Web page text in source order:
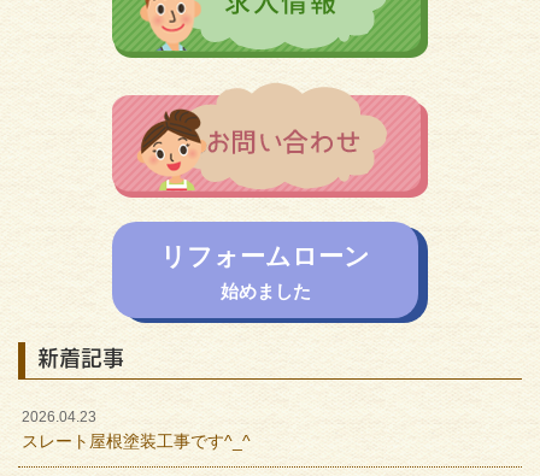
リフォームローン
始めました
新着記事
2026.04.23
スレート屋根塗装工事です^_^